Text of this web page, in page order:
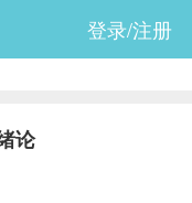
登录/注册
论